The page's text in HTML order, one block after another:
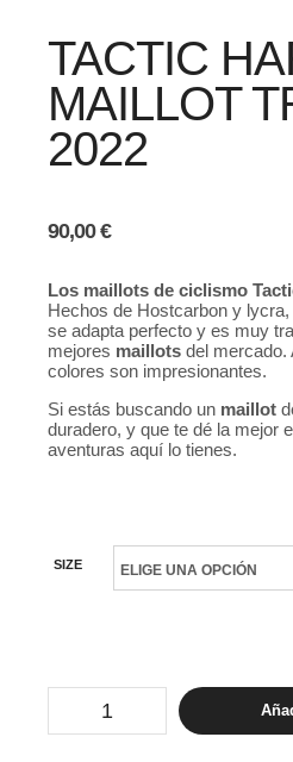
TACTIC
MAILLOT
2022
90,00€
Los maillots de ciclismo
Hechos de Hostcarbon y
se adapta perfecto y es muy
mejores maillots del mercado.
colores son impresionantes.
Si estás buscando un maillot
duradero, y que te dé la mejor
aventuras aquí lo tienes.
SIZE
Day